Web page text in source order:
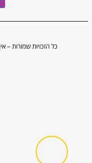
כל הזכויות שמורות –